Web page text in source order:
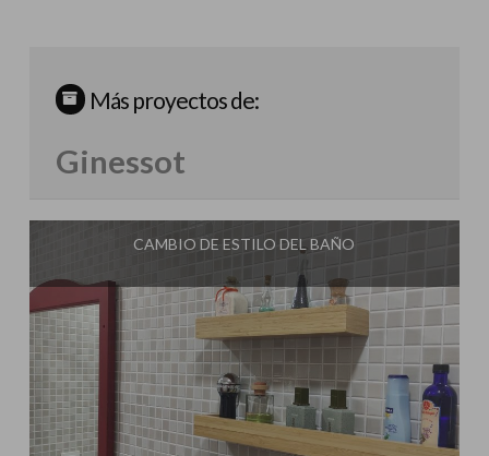
Más proyectos de:
Ginessot
CAMBIO DE ESTILO DEL BAÑO